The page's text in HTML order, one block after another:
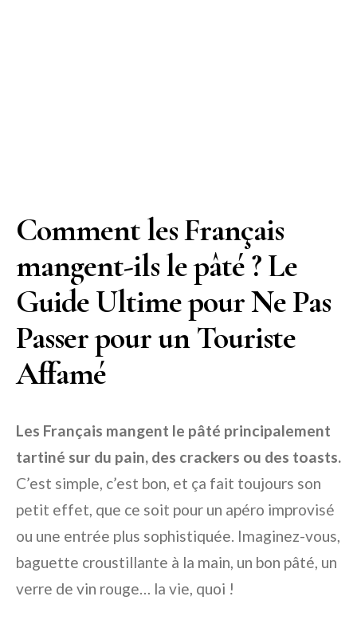
Comment les Français
mangent-ils le pâté ? Le
Guide Ultime pour Ne Pas
Passer pour un Touriste
Affamé
Les Français mangent le pâté principalement
tartiné sur du pain, des crackers ou des toasts.
C’est simple, c’est bon, et ça fait toujours son
petit effet, que ce soit pour un apéro improvisé
ou une entrée plus sophistiquée. Imaginez-vous,
baguette croustillante à la main, un bon pâté, un
verre de vin rouge… la vie, quoi !